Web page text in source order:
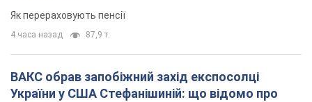
Як перераховують пенсії
4 часа назад 87,9 т.
ВАКС обрав запобіжний захід експосолці
України у США Стефанішиній: що відомо про